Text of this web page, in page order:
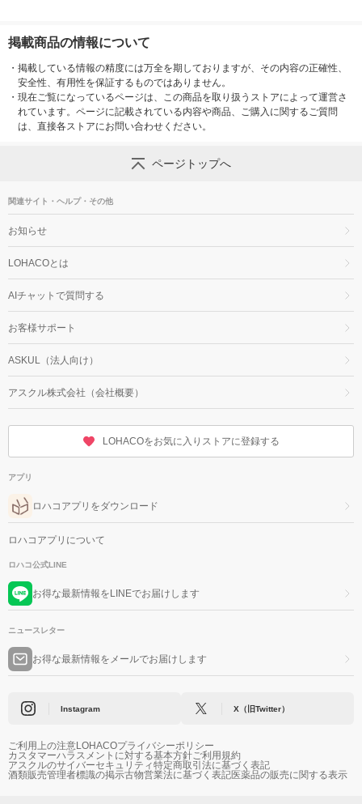
掲載商品の情報について
・ 掲載している情報の精度には万全を期しておりますが、その内容の正確性、
安全性、有用性を保証するものではありません。
・ 現在ご覧になっているページは、この商品を取り扱うストアによって運営さ
れています。ページに記載されている内容や商品、ご購入に関するご質問
は、直接各ストアにお問い合わせください。
ページトップへ
関連サイト・ヘルプ・その他
お知らせ
LOHACOとは
AIチャットで質問する
お客様サポート
ASKUL（法人向け）
アスクル株式会社（会社概要）
LOHACOをお気に入りストアに登録する
アプリ
ロハコアプリをダウンロード
ロハコアプリについて
ロハコ公式LINE
お得な最新情報をLINEでお届けします
ニュースレター
お得な最新情報をメールでお届けします
Instagram X（旧Twitter）
ご利用上の注意LOHACOプライバシーポリシー
カスタマーハラスメントに対する基本方針ご利用規約
アスクルのサイバーセキュリティ特定商取引法に基づく表記
酒類販売管理者標識の掲示古物営業法に基づく表記医薬品の販売に関する表示